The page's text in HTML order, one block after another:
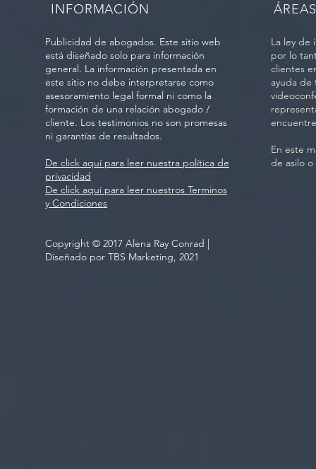
INFORMACIÓN
Publicidad de abogados. Este sitio web
está diseñado solo para información
general. La información presentada en
este sitio no debe interpretarse como
asesoramiento legal formal ni como la
formación de una relación abogado /
cliente. Los testimonios no son promesas
ni garantías de resultados.
De click aquí para leer nuestra política de
privacidad
De click aquí para leer nuestros Terminos
y Condiciones
Copyright © 2017 Alena Ray Conrad |
Diseñado por TBS Marketing, 2021
La ley de
por lo
clientes
ayuda de
En este
de asilo